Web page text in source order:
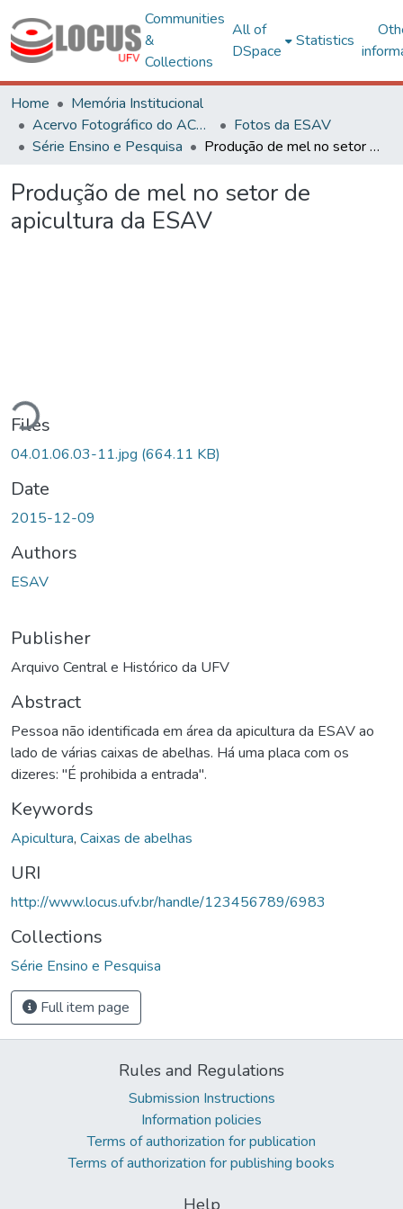
Communities
&
Collections
All of
DSpace
Statistics
Home
Memória Institucional
Acervo Fotográfico do ACH-UFV
Fotos da ESAV
Série Ensino e Pesquisa
Produção de mel no setor de apicultura da ESAV
Produção de mel no setor de
apicultura da ESAV
Files
04.01.06.03-11.jpg (664.11 KB)
Date
2015-12-09
Authors
ESAV
Publisher
Arquivo Central e Histórico da UFV
Abstract
Pessoa não identificada em área da apicultura da ESAV ao
lado de várias caixas de abelhas. Há uma placa com os
dizeres: "É prohibida a entrada".
Keywords
Apicultura, Caixas de abelhas
URI
http://www.locus.ufv.br/handle/123456789/6983
Collections
Série Ensino e Pesquisa
Full item page
Rules and Regulations
Submission Instructions
Information policies
Terms of authorization for publication
Terms of authorization for publishing books
Help